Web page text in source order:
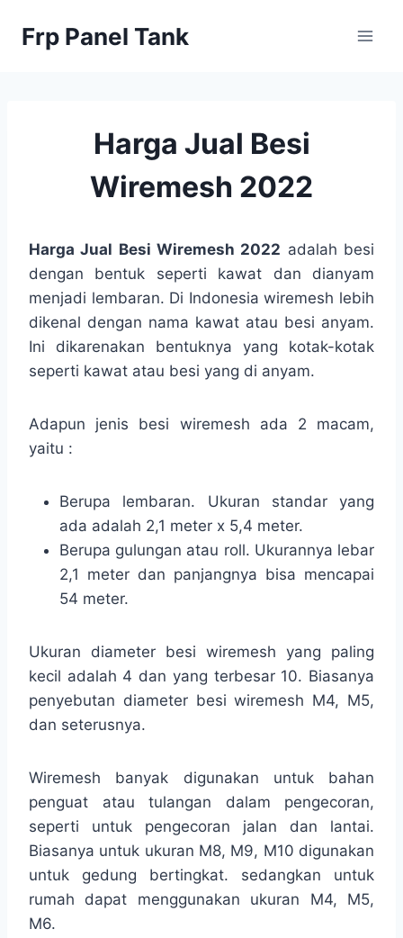
Frp Panel Tank
Harga Jual Besi
Wiremesh 2022
Harga Jual Besi Wiremesh 2022 adalah besi
dengan bentuk seperti kawat dan dianyam
menjadi lembaran. Di Indonesia wiremesh lebih
dikenal dengan nama kawat atau besi anyam.
Ini dikarenakan bentuknya yang kotak-kotak
seperti kawat atau besi yang di anyam.
Adapun jenis besi wiremesh ada 2 macam,
yaitu :
Berupa lembaran. Ukuran standar yang
ada adalah 2,1 meter x 5,4 meter.
Berupa gulungan atau roll. Ukurannya lebar
2,1 meter dan panjangnya bisa mencapai
54 meter.
Ukuran diameter besi wiremesh yang paling
kecil adalah 4 dan yang terbesar 10. Biasanya
penyebutan diameter besi wiremesh M4, M5,
dan seterusnya.
Wiremesh banyak digunakan untuk bahan
penguat atau tulangan dalam pengecoran,
seperti untuk pengecoran jalan dan lantai.
Biasanya untuk ukuran M8, M9, M10 digunakan
untuk gedung bertingkat. sedangkan untuk
rumah dapat menggunakan ukuran M4, M5,
M6.